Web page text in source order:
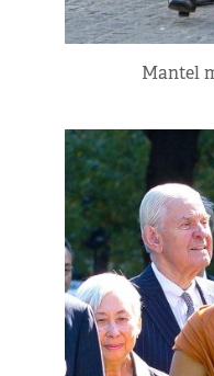
Mantel